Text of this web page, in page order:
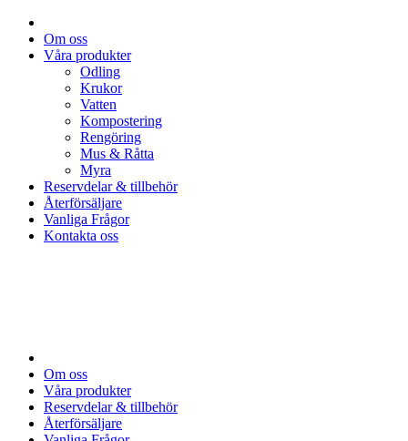
Om oss
Våra produkter
Odling
Krukor
Vatten
Kompostering
Rengöring
Mus & Råtta
Myra
Reservdelar & tillbehör
Återförsäljare
Vanliga Frågor
Kontakta oss
Om oss
Våra produkter
Reservdelar & tillbehör
Återförsäljare